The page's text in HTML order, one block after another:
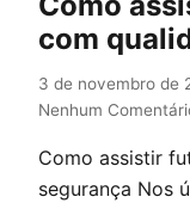
com
3 de novembro de
Nenhum
Como assistir
segurança Nos